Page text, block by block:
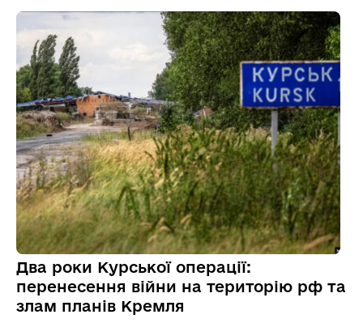
Два роки Курської операції:
перенесення війни на територію рф та
злам планів Кремля